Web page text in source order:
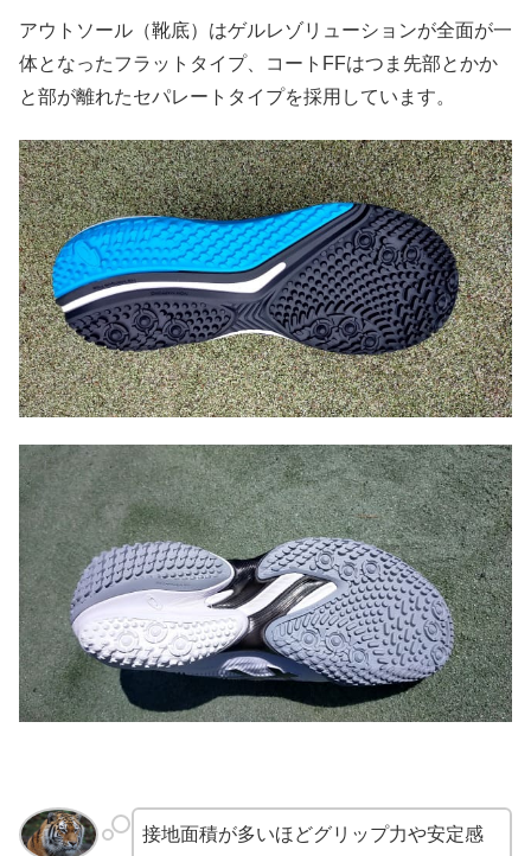
アウトソール（靴底）はゲルレゾリューションが全面が一
体となったフラットタイプ、コートFFはつま先部とかか
と部が離れたセパレートタイプを採用しています。
接地面積が多いほどグリップ力や安定感